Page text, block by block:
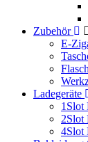
Zubehör
E-
Ladegeräte
1Slot
2Slot
4Slot